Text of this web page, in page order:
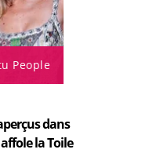
People
dans
la Toile